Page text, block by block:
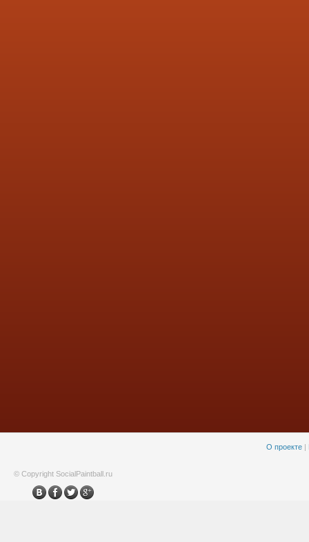
О проекте |
© Copyright SocialPaintball.ru